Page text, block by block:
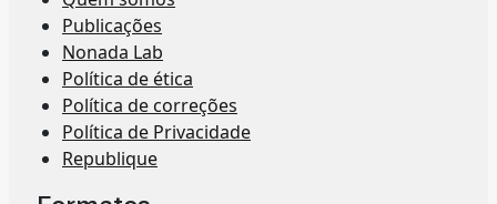
Publicações
Nonada Lab
Política de ética
Política de correções
Política de Privacidade
Republique